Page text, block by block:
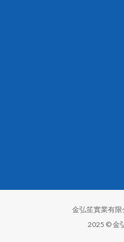
金弘笙實業有
2025 © 金